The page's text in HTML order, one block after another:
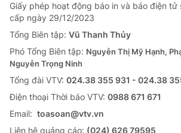
Giấy phép hoạt động báo in và báo điện tử
cấp ngày 29/12/2023
Tổng Biên tập: Vũ Thanh Thủy
Phó Tổng Biên tập: Nguyễn Thị Mỹ Hạnh,
Nguyễn Trọng Ninh
Tổng đài VTV: 024.38 355 931 - 024.38
Ðiện thoại Thời báo VTV: 0988 671 671
Email: toasoan@vtv.vn
Liên hệ quảng cáo: (024) 626 79595